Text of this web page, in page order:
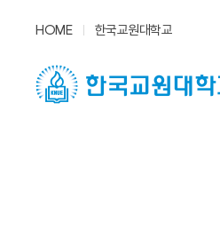
HOME 한국교원대학교